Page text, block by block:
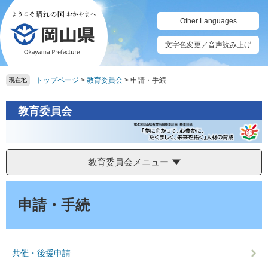
ペ
ー
ジ
の
先
頭
メ
ニ
ュ
ー
を
飛
本
Other Languages
文字色変更／音声読み上げ
現在地 トップページ > 教育委員会 > 申請・手続
教育委員会
教育委員会メニュー
申請・手続
共催・後援申請